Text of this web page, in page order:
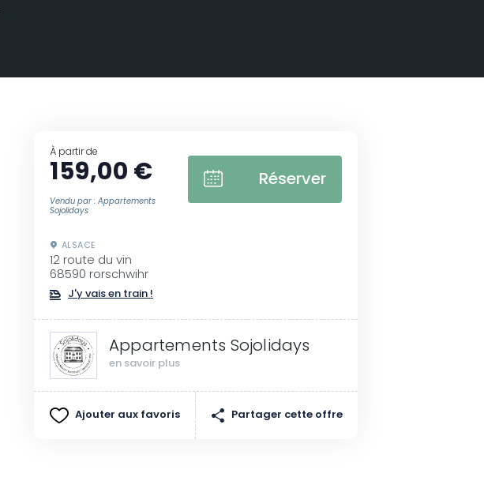
À partir de
159,00 €
Vendu par : Appartements
Sojolidays
Réserver
ALSACE
12 route du vin
68590 rorschwihr
J'y vais en train !
Appartements Sojolidays
en savoir plus
Ajouter aux favoris Partager cette offre